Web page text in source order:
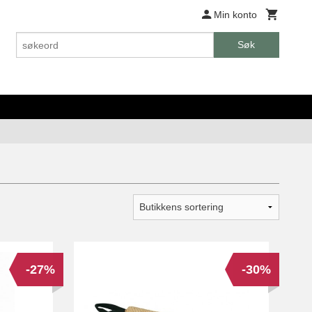
Min konto
Søk
-27% -30%